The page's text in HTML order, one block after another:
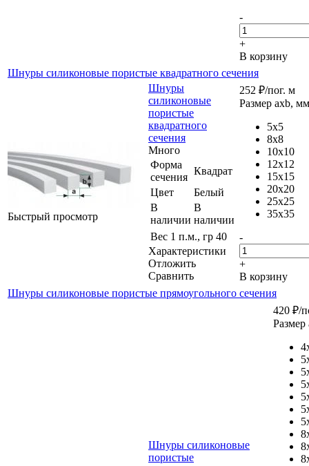
-
+
В корзину
Шнуры силиконовые пористые квадратного сечения
Быстрый просмотр
Шнуры
силиконовые
пористые
квадратного
сечения
Много
Форма
сечения
Квадрат
Цвет
Белый
В
наличии
В
наличии
Вес 1 п.м., гр 40
Характеристики
Отложить
Сравнить
252 ₽/пог. м
Размер axb, мм
5x5
8x8
10x10
12x12
15x15
20x20
25x25
35x35
-
+
В корзину
Шнуры силиконовые пористые прямоугольного сечения
Шнуры силиконовые
пористые
420 ₽/